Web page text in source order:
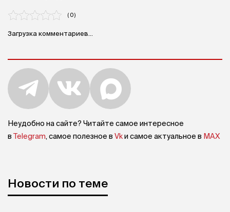
( 0 )
Загрузка комментариев...
Неудобно на сайте? Читайте самое интересное
в Telegram, самое полезное в Vkи самое актуальное в MAX
Новости по теме